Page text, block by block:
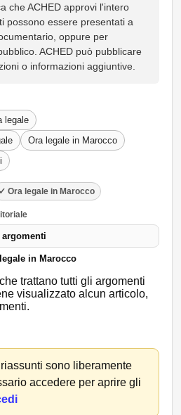
che ACHED approvi l'intero
possono essere presentati a
oppure per
ACHED può pubblicare
o informazioni aggiuntive.
legale
Ora legale in Marocco
✓ Ora legale in Marocco
in Marocco
trattano tutti gli argomenti
visualizzato alcun articolo,
sono liberamente
accedere per aprire gli